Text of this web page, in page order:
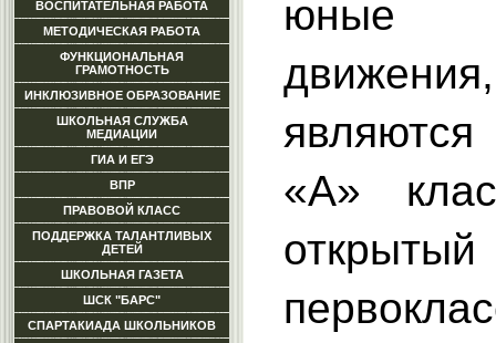
ВОСПИТАТЕЛЬНАЯ РАБОТА
МЕТОДИЧЕСКАЯ РАБОТА
ФУНКЦИОНАЛЬНАЯ
ГРАМОТНОСТЬ
ИНКЛЮЗИВНОЕ ОБРАЗОВАНИЕ
ШКОЛЬНАЯ СЛУЖБА
МЕДИАЦИИ
ГИА И ЕГЭ
ВПР
ПРАВОВОЙ КЛАСС
ПОДДЕРЖКА ТАЛАНТЛИВЫХ
ДЕТЕЙ
ШКОЛЬНАЯ ГАЗЕТА
ШСК "БАРС"
СПАРТАКИАДА ШКОЛЬНИКОВ
юные
«А»